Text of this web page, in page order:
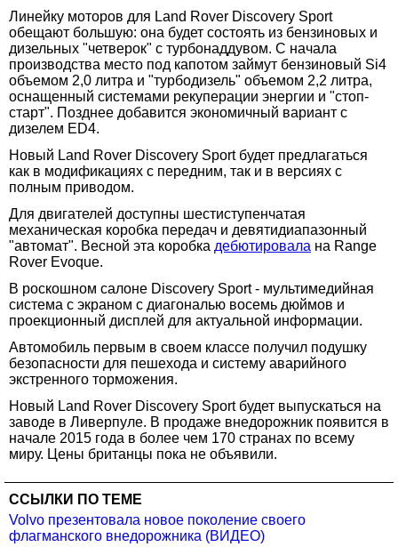
Линейку моторов для Land Rover Discovery Sport
обещают большую: она будет состоять из бензиновых и
дизельных "четверок" с турбонаддувом. С начала
производства место под капотом займут бензиновый Si4
объемом 2,0 литра и "турбодизель" объемом 2,2 литра,
оснащенный системами рекуперации энергии и "стоп-
старт". Позднее добавится экономичный вариант с
дизелем ED4.
Новый Land Rover Discovery Sport будет предлагаться
как в модификациях с передним, так и в версиях с
полным приводом.
Для двигателей доступны шестиступенчатая
механическая коробка передач и девятидиапазонный
"автомат". Весной эта коробка дебютировала на Range
Rover Evoque.
В роскошном салоне Discovery Sport - мультимедийная
система с экраном с диагональю восемь дюймов и
проекционный дисплей для актуальной информации.
Автомобиль первым в своем классе получил подушку
безопасности для пешехода и систему аварийного
экстренного торможения.
Новый Land Rover Discovery Sport будет выпускаться на
заводе в Ливерпуле. В продаже внедорожник появится в
начале 2015 года в более чем 170 странах по всему
миру. Цены британцы пока не объявили.
ССЫЛКИ ПО ТЕМЕ
Volvo презентовала новое поколение своего
флагманского внедорожника (ВИДЕО)